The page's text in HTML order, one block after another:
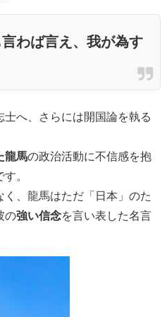
わば言え、我が為す
へ、さらには開国論を執る
龍馬の政治活動に不信感を抱
。
、龍馬はただ「日本」のた
の強い信念を言い表した名言